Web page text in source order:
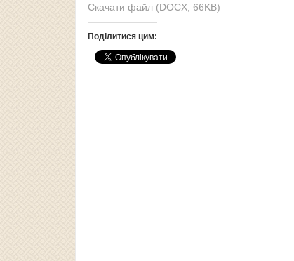
Скачати файл (DOCX, 66KB)
Поділитися цим: